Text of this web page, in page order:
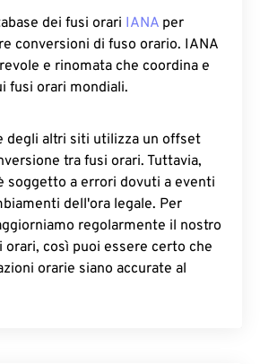
dei fusi orari IANA per
conversioni di fuso orario. IANA
e rinomata che coordina e
fusi orari mondiali.
degli altri siti utilizza un offset
tra fusi orari. Tuttavia,
soggetto a errori dovuti a eventi
dell'ora legale. Per
regolarmente il nostro
orari, così puoi essere certo che
orarie siano accurate al